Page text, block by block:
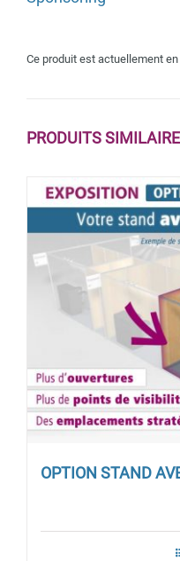
Ce produit est actuellement
PRODUITS
OPTION STAND